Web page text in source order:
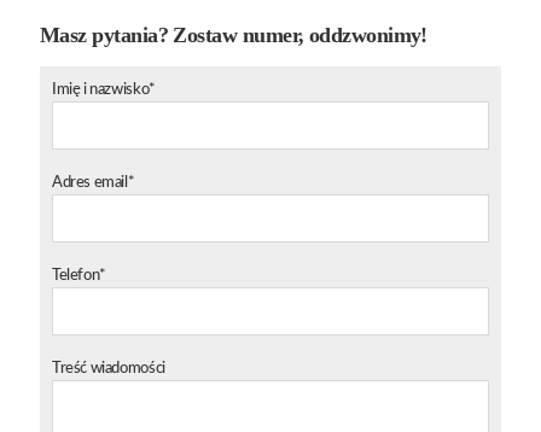
Masz pytania? Zostaw numer, oddzwonimy!
Imię i nazwisko*
Adres email*
Telefon*
Treść wiadomości